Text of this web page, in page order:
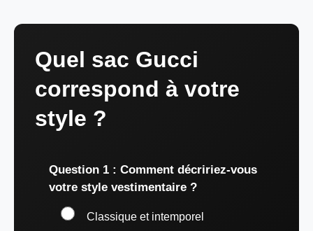
Quel sac Gucci
correspond à votre
style ?
Question 1 : Comment décririez-vous
votre style vestimentaire ?
Classique et intemporel